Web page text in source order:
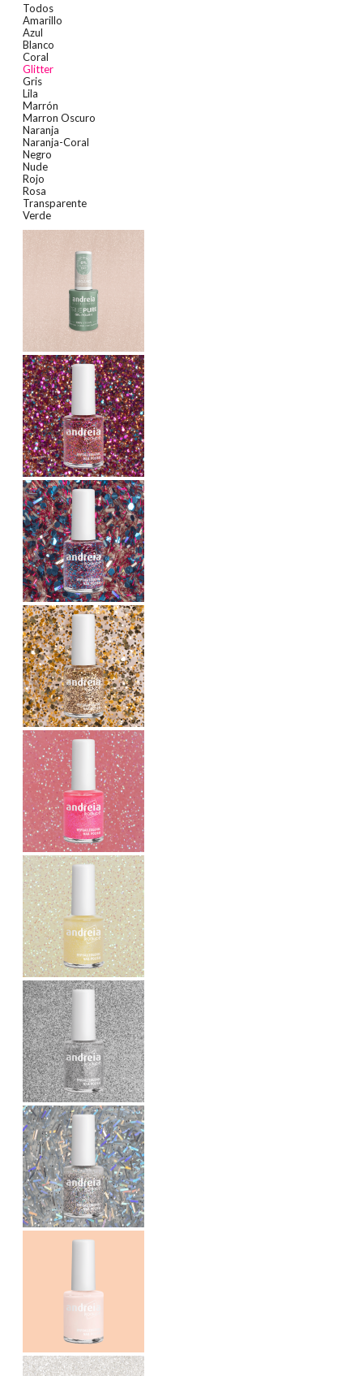
Todos
Amarillo
Azul
Blanco
Coral
Glitter
Gris
Lila
Marrón
Marron Oscuro
Naranja
Naranja-Coral
Negro
Nude
Rojo
Rosa
Transparente
Verde